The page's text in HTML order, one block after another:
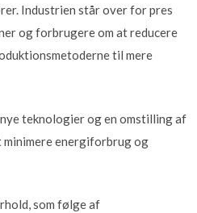
Industrien står over for pres
og forbrugere om at reducere
til mere
teknologier og en omstilling af
energiforbrug og
som følge af